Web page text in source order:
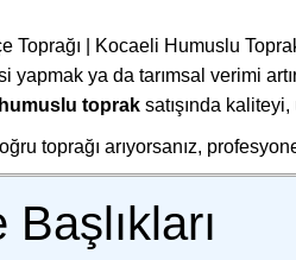
Toprağı | Kocaeli Humuslu
yapmak ya da tarımsal verimi
humuslu toprak satışında
toprağı arıyorsanız,